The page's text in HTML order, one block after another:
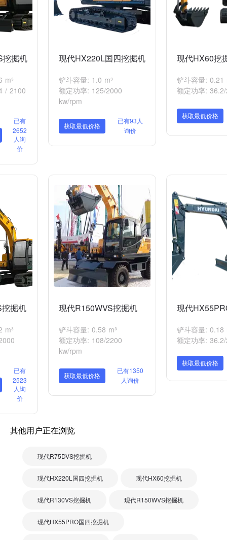
挖掘机
m³
/ 2100
已有
2652
人询
价
现代HX220L国四挖掘机
铲斗容量: 1.0 m³
额定功率: 125/2000
kw/rpm
获取最低价格
已有93人
询价
现代HX60挖
铲斗容量: 0.21
额定功率:
获取最低价格
掘机
m³
已有
2523
人询
价
现代R150WVS挖掘机
铲斗容量: 0.58 m³
额定功率: 108/2200
kw/rpm
获取最低价格
已有1350
人询价
现代
铲斗容量: 0.18
额定功率:
获取最低价格
其他用户正在浏览
现代R75DVS挖掘机
现代HX220L国四挖掘机 现代HX60挖掘机
现代R130VS挖掘机 现代R150WVS挖掘机
现代HX55PRO国四挖掘机